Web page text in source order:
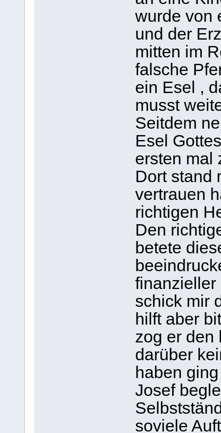
wurde von
und der
mitten im
falsche
ein Esel ,
musst
Seitdem
Esel
ersten mal
Dort stand
vertrauen
richtigen
Den
betete
finanzieller
schick mir
hilft aber
zog er den
darüber
haben
Josef
soviele